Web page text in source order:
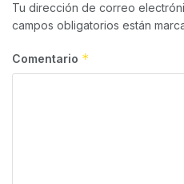
Tu dirección de correo
campos obligatorios están
Comentario *